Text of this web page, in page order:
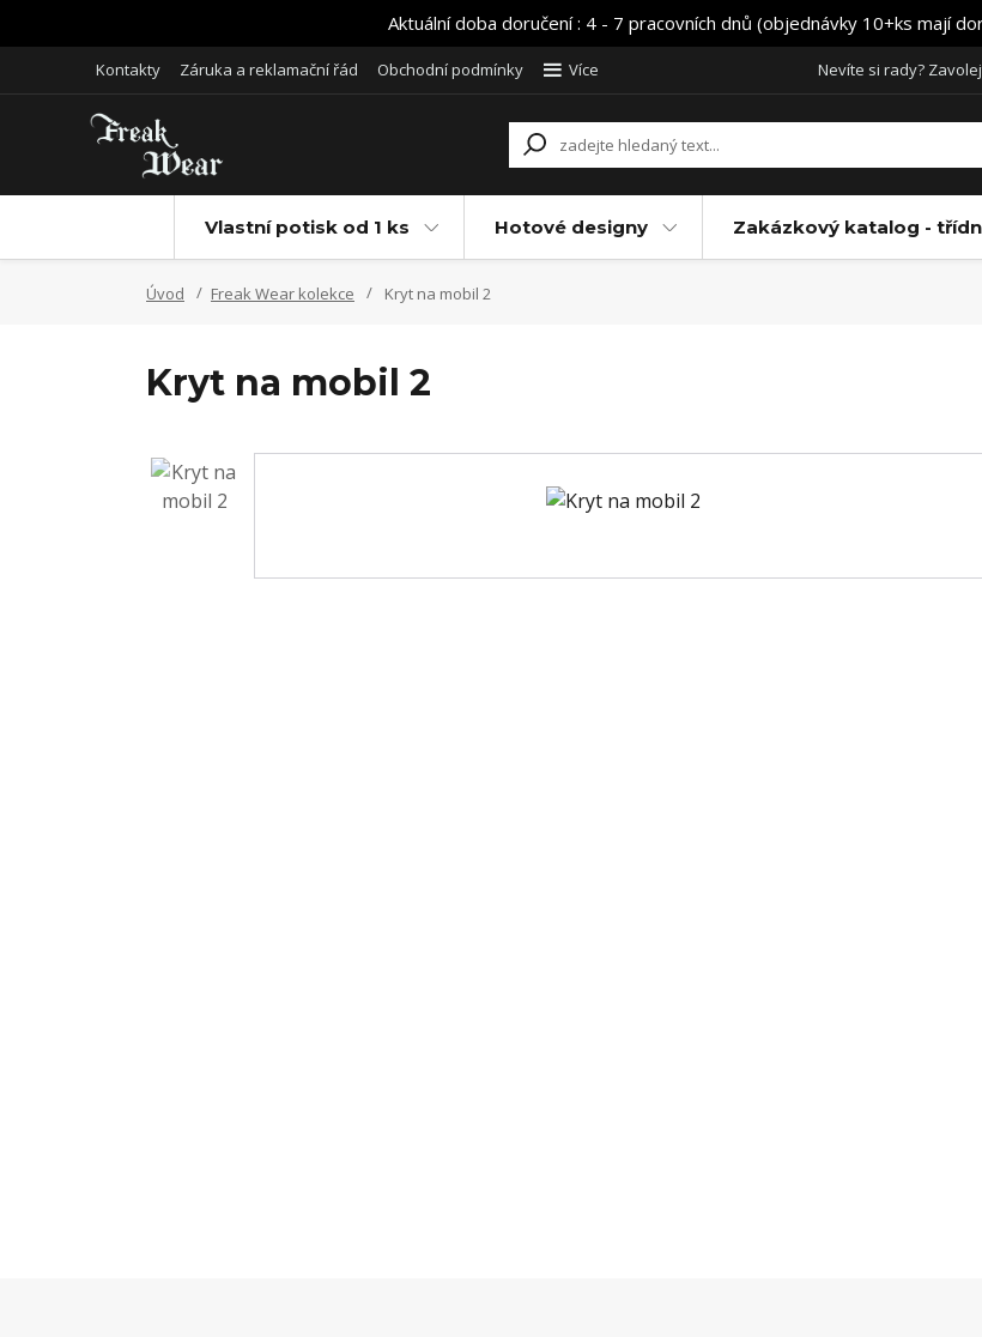
Aktuální doba doručení : 4 - 7 pracovních dnů (objednávky 10+ks mají
Kontakty Záruka a reklamační řád Obchodní podmínky Více Nevíte si rady?
Vlastní potisk od 1 ks Hotové designy Zakázkový katalog -
Úvod Freak Wear kolekce Kryt na mobil 2
Kryt na mobil 2